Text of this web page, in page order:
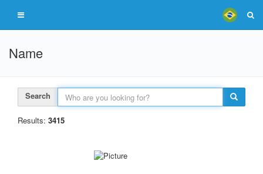
Name
Search
Results: 3415